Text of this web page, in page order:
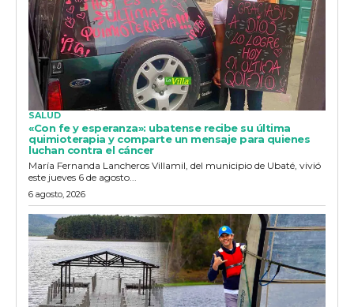
SALUD
«Con fe y esperanza»: ubatense recibe su última
quimioterapia y comparte un mensaje para quienes
luchan contra el cáncer
María Fernanda Lancheros Villamil, del municipio de Ubaté, vivió
este jueves 6 de agosto...
6 agosto, 2026